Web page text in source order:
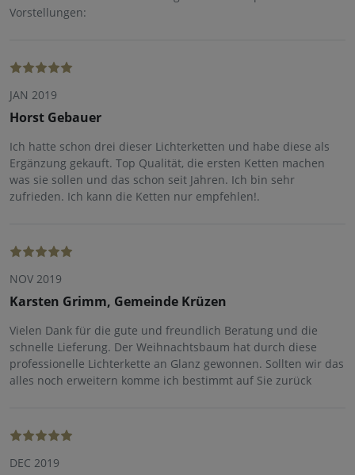
Vorstellungen:
JAN 2019
Horst Gebauer
Ich hatte schon drei dieser Lichterketten und habe diese als
Ergänzung gekauft. Top Qualität, die ersten Ketten machen
was sie sollen und das schon seit Jahren. Ich bin sehr
zufrieden. Ich kann die Ketten nur empfehlen!.
NOV 2019
Karsten Grimm, Gemeinde Krüzen
Vielen Dank für die gute und freundlich Beratung und die
schnelle Lieferung. Der Weihnachtsbaum hat durch diese
professionelle Lichterkette an Glanz gewonnen. Sollten wir das
alles noch erweitern komme ich bestimmt auf Sie zurück
DEC 2019